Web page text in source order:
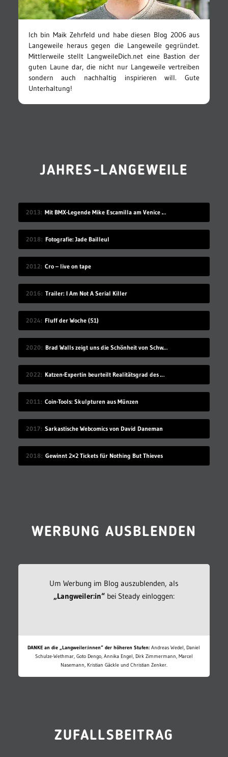
Ich bin Maik Zehrfeld und habe diesen Blog 2006 aus
Langeweile heraus gegen die Langeweile gegründet.
Mittlerweile stellt LangweileDich.net eine Bastion der
guten Laune dar, die nicht nur Langeweile vertreiben
sondern auch nachhaltig inspirieren will. Gute
Unterhaltung!
JAHRES-LANGEWEILE
2013 Mit BMX-Legende Mike Escamilla am Venice Beach
2018 Fotografie: Jade Bailleul
2012 Cro – live on tape
2016 Trailer: I Am Not A Serial Killer
2024 Fluff der Woche (51)
2020 Brad Walls zeigt uns die Schönheit von Schwimmbecken
2022 Katzen-Expertin beurteilt Realitätsgrad des Verhaltens in „Stray“
2011 Coin-Tools: Skulpturen aus Münzen
2017 Sarkastische Webcomics von David Daneman
2018 Gewinnt 2×2 Tickets für Nothing But Thieves
WERBUNG AUSBLENDEN
Um Werbung im Blog auszublenden, als
„Langweiler:in“bei Steady einloggen:
DANKE an die „Langweiler:innen“ der höheren Stufen: Andreas Wedel, Daniel
Schulze-Wethmar, Goto Dengo, Annika Engel, Dirk Zimmermann, Marcel
Nasemann, Kristian Gäckle und Christian Zenker.
ZUFALLSBEITRAG